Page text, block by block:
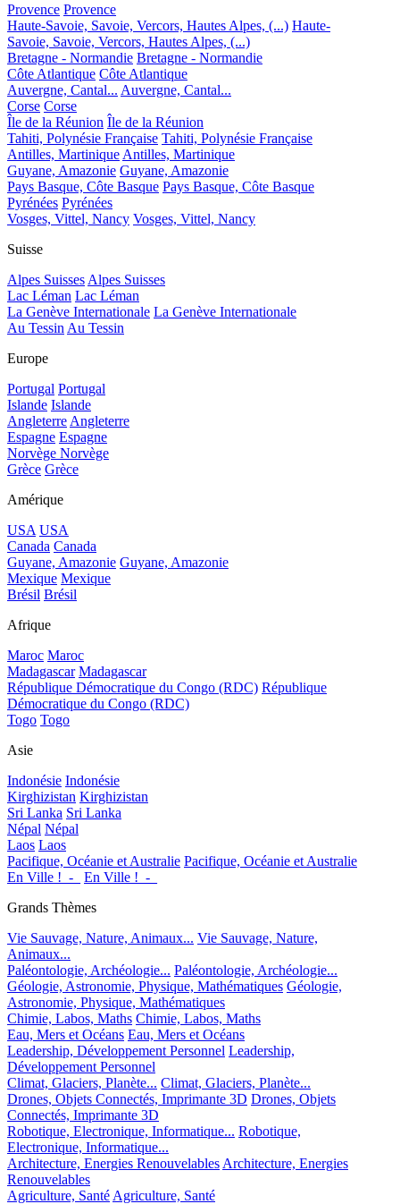
Provence Provence
Haute-Savoie, Savoie, Vercors, Hautes Alpes, (...) Haute-
Savoie, Savoie, Vercors, Hautes Alpes, (...)
Bretagne - Normandie Bretagne - Normandie
Côte Atlantique Côte Atlantique
Auvergne, Cantal... Auvergne, Cantal...
Corse Corse
Île de la Réunion Île de la Réunion
Tahiti, Polynésie Française Tahiti, Polynésie Française
Antilles, Martinique Antilles, Martinique
Guyane, Amazonie Guyane, Amazonie
Pays Basque, Côte Basque Pays Basque, Côte Basque
Pyrénées Pyrénées
Vosges, Vittel, Nancy Vosges, Vittel, Nancy
Suisse
Alpes Suisses Alpes Suisses
Lac Léman Lac Léman
La Genève Internationale La Genève Internationale
Au Tessin Au Tessin
Europe
Portugal Portugal
Islande Islande
Angleterre Angleterre
Espagne Espagne
Norvège Norvège
Grèce Grèce
Amérique
USA USA
Canada Canada
Guyane, Amazonie Guyane, Amazonie
Mexique Mexique
Brésil Brésil
Afrique
Maroc Maroc
Madagascar Madagascar
République Démocratique du Congo (RDC) République
Démocratique du Congo (RDC)
Togo Togo
Asie
Indonésie Indonésie
Kirghizistan Kirghizistan
Sri Lanka Sri Lanka
Népal Népal
Laos Laos
Pacifique, Océanie et Australie Pacifique, Océanie et Australie
En Ville !_-_
En Ville !_-_
Grands Thèmes
Vie Sauvage, Nature, Animaux... Vie Sauvage, Nature,
Animaux...
Paléontologie, Archéologie... Paléontologie, Archéologie...
Géologie, Astronomie, Physique, Mathématiques Géologie,
Astronomie, Physique, Mathématiques
Chimie, Labos, Maths Chimie, Labos, Maths
Eau, Mers et Océans Eau, Mers et Océans
Leadership, Développement Personnel Leadership,
Développement Personnel
Climat, Glaciers, Planète... Climat, Glaciers, Planète...
Drones, Objets Connectés, Imprimante 3D Drones, Objets
Connectés, Imprimante 3D
Robotique, Electronique, Informatique... Robotique,
Electronique, Informatique...
Architecture, Energies Renouvelables Architecture, Energies
Renouvelables
Agriculture, Santé Agriculture, Santé